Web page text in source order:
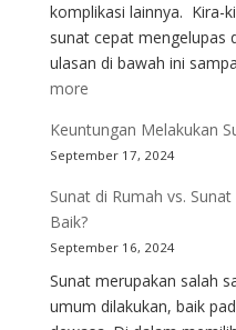
komplikasi lainnya. Kira-
sunat cepat mengelupas
ulasan di bawah ini
more:
Setelah
Sunat:
Apa
yang
Harus
Keuntungan Melakukan
September 17, 2024
Sunat di Rumah vs.
Baik?
September 16, 2024
Sunat merupakan salah
umum dilakukan, baik